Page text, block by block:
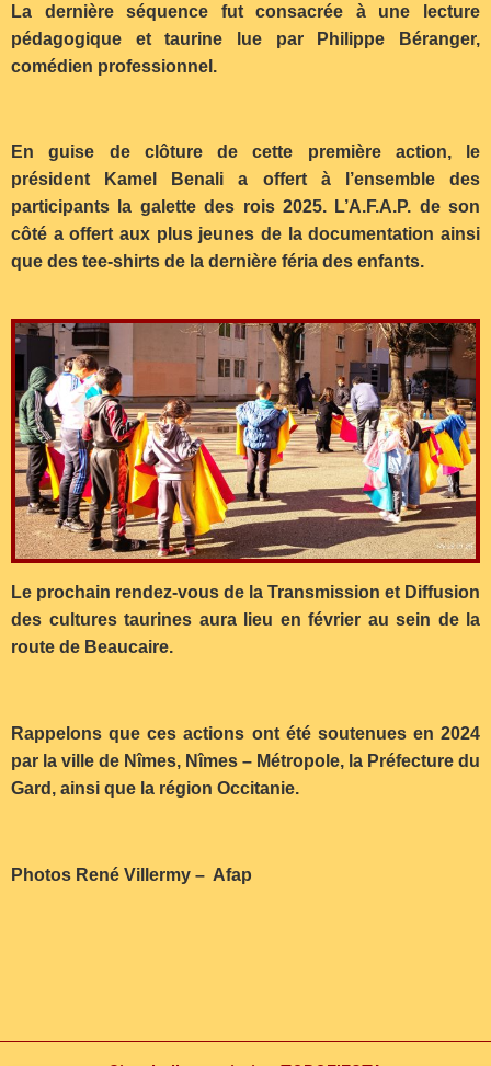
La dernière séquence fut consacrée à une lecture
pédagogique et taurine lue par Philippe Béranger,
comédien professionnel.
En guise de clôture de cette première action, le
président Kamel Benali a offert à l’ensemble des
participants la galette des rois 2025. L’A.F.A.P. de son
côté a offert aux plus jeunes de la documentation ainsi
que des tee-shirts de la dernière féria des enfants.
Le prochain rendez-vous de la Transmission et Diffusion
des cultures taurines aura lieu en février au sein de la
route de Beaucaire.
Rappelons que ces actions ont été soutenues en 2024
par la ville de Nîmes, Nîmes – Métropole, la Préfecture du
Gard, ainsi que la région Occitanie.
Photos René Villermy – Afap